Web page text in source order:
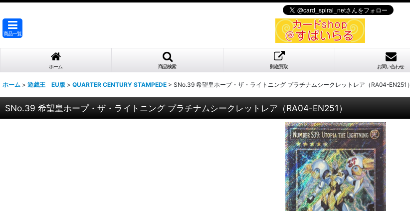
商品一覧
ホーム 商品検索 郵送買取 お問い合わせ
ホーム > 遊戯王 EU版 > QUARTER CENTURY STAMPEDE > SNo.39 希望皇ホープ・ザ・ライトニング プラチナムシークレットレア（RA04-EN251）
SNo.39 希望皇ホープ・ザ・ライトニング プラチナムシークレットレア（RA04-EN251）